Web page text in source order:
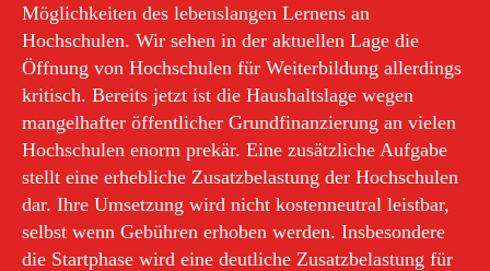
Möglichkeiten des lebenslangen Lernens an
Hochschulen. Wir sehen in der aktuellen Lage die
Öffnung von Hochschulen für Weiterbildung allerdings
kritisch. Bereits jetzt ist die Haushaltslage wegen
mangelhafter öffentlicher Grundfinanzierung an vielen
Hochschulen enorm prekär. Eine zusätzliche Aufgabe
stellt eine erhebliche Zusatzbelastung der Hochschulen
dar. Ihre Umsetzung wird nicht kostenneutral leistbar,
selbst wenn Gebühren erhoben werden. Insbesondere
die Startphase wird eine deutliche Zusatzbelastung für